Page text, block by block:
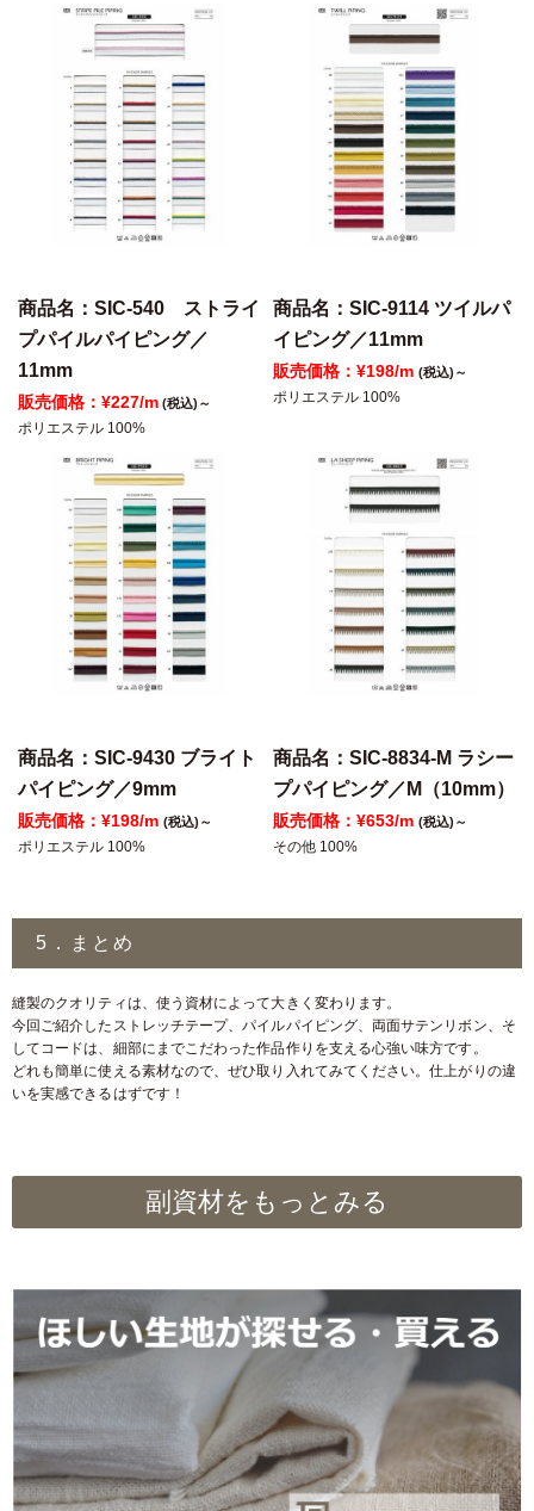
商品名：SIC-540 ストライ
プパイルパイピング／
11mm
販売価格：¥227/m (税込)～
ポリエステル 100%
商品名：SIC-9114 ツイルパ
イピング／11mm
販売価格：¥198/m (税込)～
ポリエステル 100%
商品名：SIC-9430 ブライト
パイピング／9mm
販売価格：¥198/m (税込)～
ポリエステル 100%
商品名：SIC-8834-M ラシー
プパイピング／M（10mm）
販売価格：¥653/m (税込)～
その他 100%
5．まとめ
縫製のクオリティは、使う資材によって大きく変わります。
今回ご紹介したストレッチテープ、パイルパイピング、両面サテンリボン、そ
してコードは、細部にまでこだわった作品作りを支える心強い味方です。
どれも簡単に使える素材なので、ぜひ取り入れてみてください。仕上がりの違
いを実感できるはずです！
副資材をもっとみる